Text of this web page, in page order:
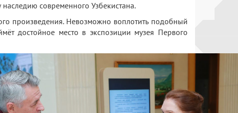
современного Узбекистана.
произведения. Невозможно воплотить подобный
достойное место в экспозиции музея Первого